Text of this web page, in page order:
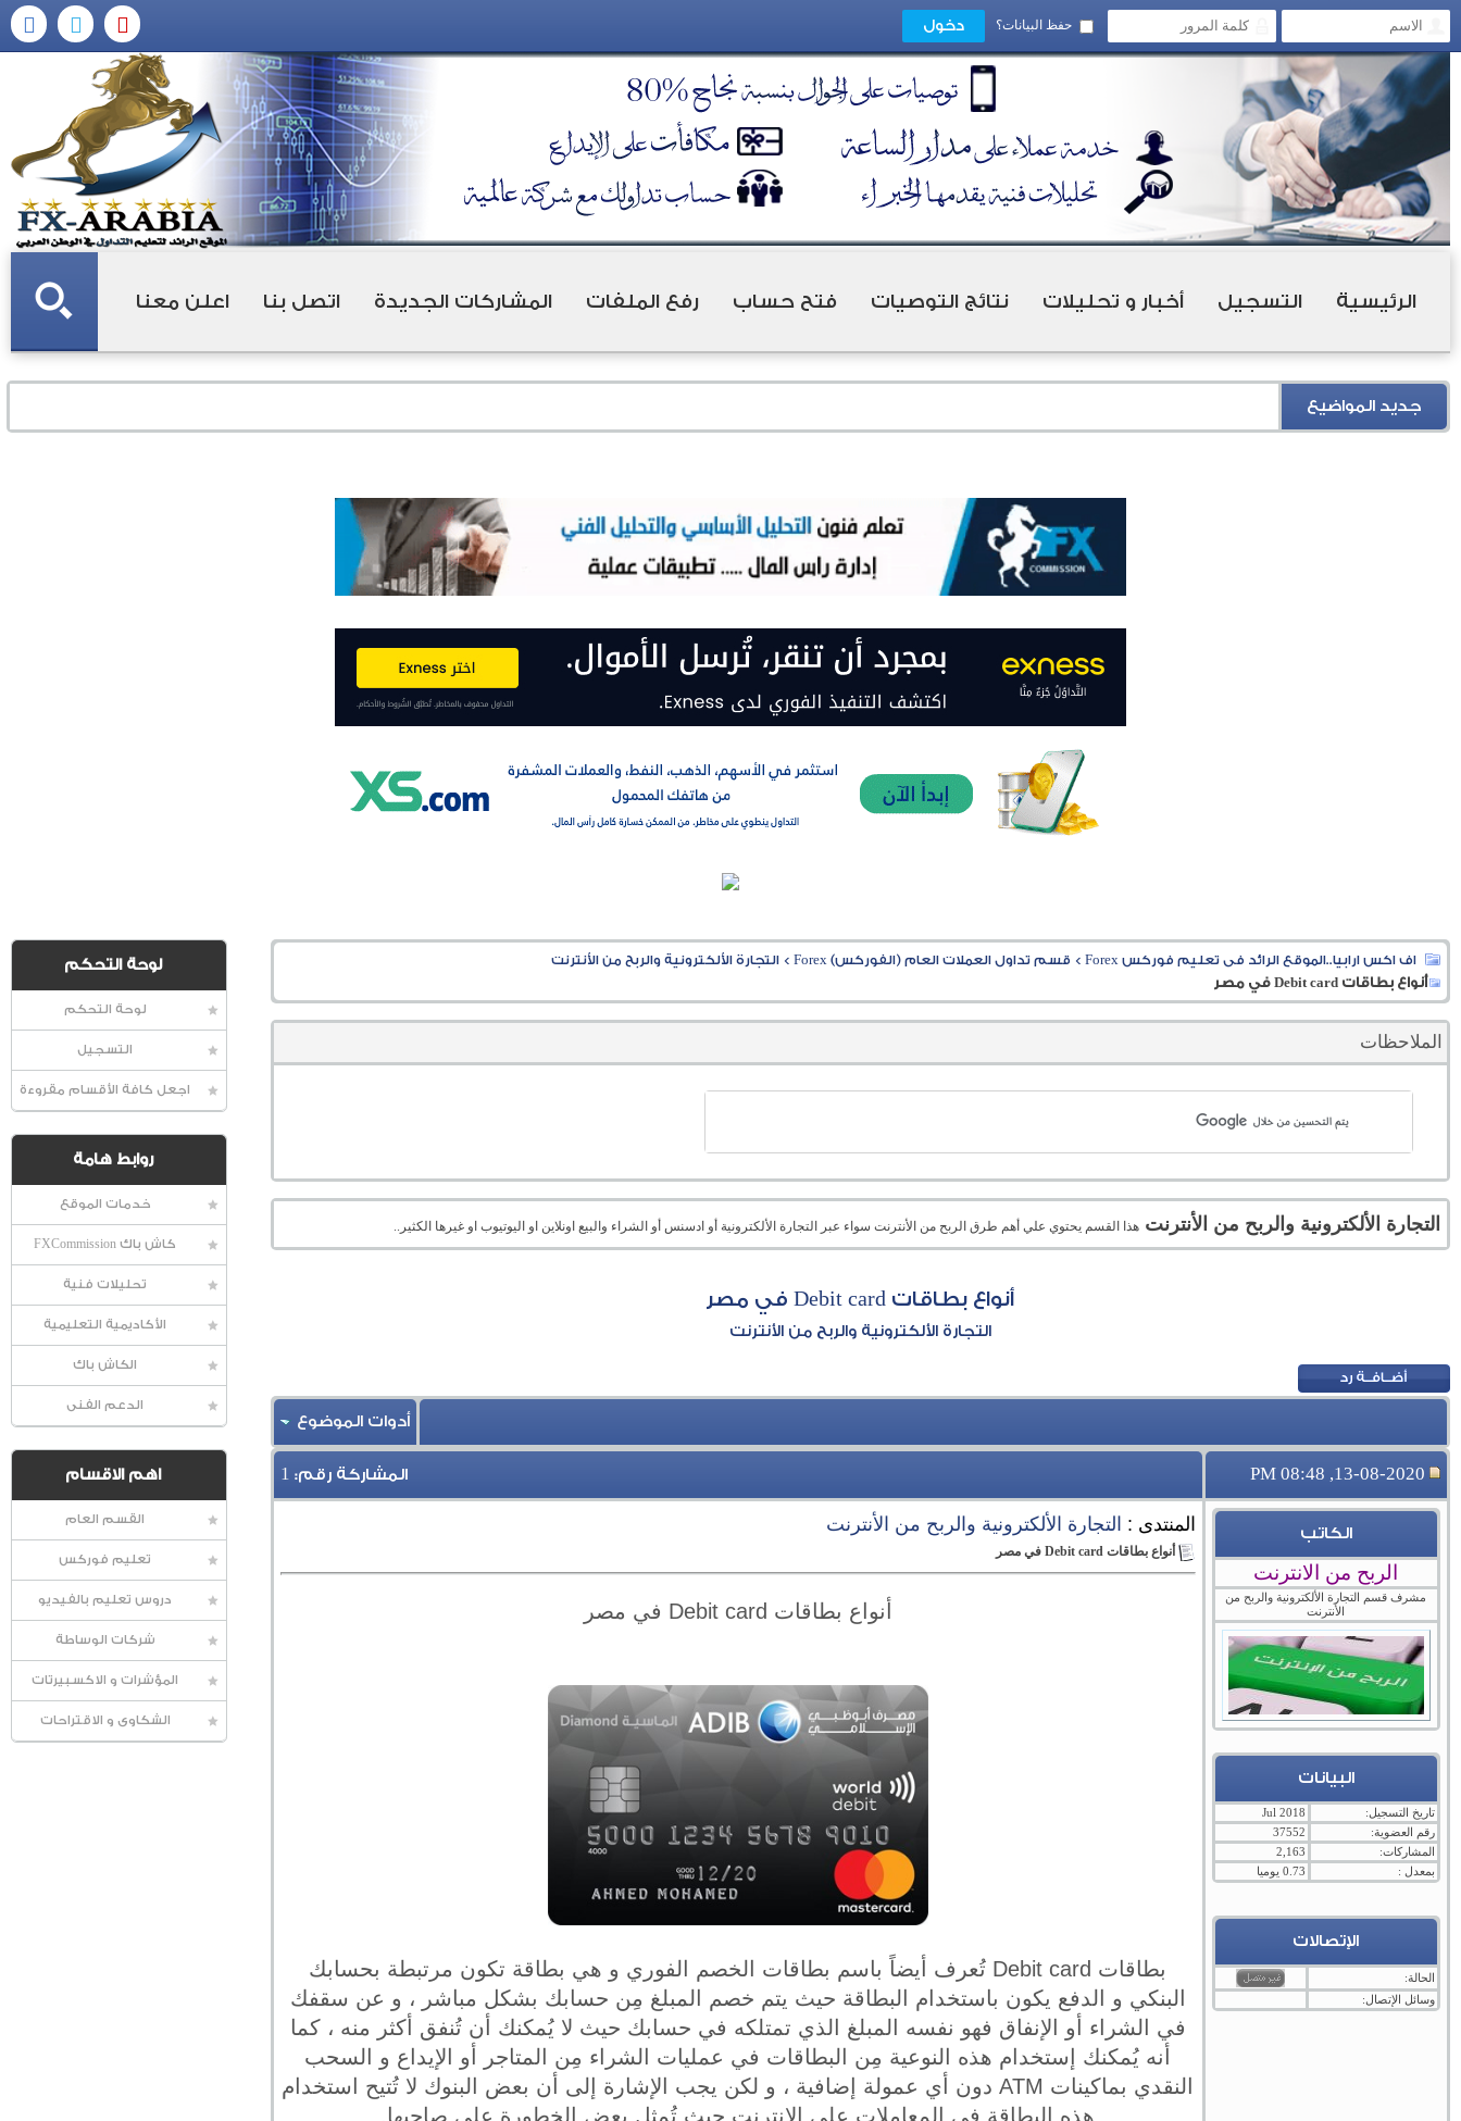
حفظ البيانات؟
الرئيسية التسجيل أخبار و تحليلات نتائج التوصيات فتح حساب رفع الملفات المشاركات الجديدة اتصل بنا اعلن معنا
جديد المواضيع
لوحة التحكم
لوحة التحكم
التسجيل
اجعل كافة الأقسام مقروءة
روابط هامة
خدمات الموقع
كاش باك FXCommission
تحليلات فنية
الأكاديمية التعليمية
الكاش باك
الدعم الفنى
اهم الاقسام
القسم العام
تعليم فوركس
دروس تعليم بالفيديو
شركات الوساطة
المؤشرات و الاكسبيرتات
الشكاوى و الاقتراحات
اف اكس ارابيا..الموقع الرائد فى تعليم فوركس Forex > قسم تداول العملات العام (الفوركس) Forex >التجارة الألكترونية والربح من الأنترنت
أنواع بطاقات Debit card في مصر
الملاحظات
التجارة الألكترونية والربح من الأنترنت هذا القسم يحتوي علي أهم طرق الربح من الأنترنت سواء عبر التجارة الألكترونية أو ادسنس أو الشراء والبيع اونلاين او اليوتيوب او غيرها الكثير..
أنواع بطاقات Debit card في مصر
التجارة الألكترونية والربح من الأنترنت
أدوات الموضوع
13-08-2020, 08:48 PM المشاركة رقم: 1
الكاتب
الربح من الانترنت
مشرف قسم التجارة الألكترونية والربح من
الأنترنت
البيانات
تاريخ التسجيل:
Jul 2018
رقم العضوية:
37552
المشاركات:
2,163
بمعدل :
0.73 يوميا
الإتصالات
الحالة:
وسائل الإتصال:
المنتدى : التجارة الألكترونية والربح من الأنترنت
أنواع بطاقات Debit card في مصر
أنواع بطاقات Debit card في مصر
بطاقات Debit card تُعرف أيضاً باسم بطاقات الخصم الفوري و هي بطاقة تكون مرتبطة بحسابك
البنكي و الدفع يكون باستخدام البطاقة حيث يتم خصم المبلغ مِن حسابك بشكل مباشر ، و عن سقفك
في الشراء أو الإنفاق فهو نفسه المبلغ الذي تمتلكه في حسابك حيث لا يُمكنك أن تُنفق أكثر منه ، كما
أنه يُمكنك إستخدام هذه النوعية مِن البطاقات في عمليات الشراء مِن المتاجر أو الإيداع و السحب
النقدي بماكينات ATM دون أي عمولة إضافية ، و لكن يجب الإشارة إلى أن بعض البنوك لا تُتيح استخدام
هذه البطاقة في المعاملات على الإنترنت حيث تُمثل بعض الخطورة على صاحبها.